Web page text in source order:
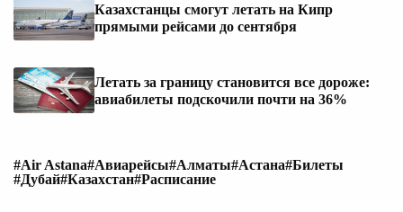
Казахстанцы смогут летать на Кипр
прямыми рейсами до сентября
Летать за границу становится все дороже:
авиабилеты подскочили почти на 36%
#Air Astana#Авиарейсы#Алматы#Астана#Билеты
#Дубай#Казахстан#Расписание